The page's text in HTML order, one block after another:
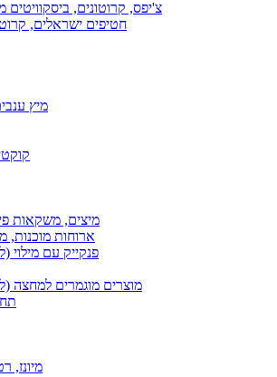
צ'יפס, קרוטונים, ביסקוויטים
חטיפים ישראלים,
מיץ
מיצים, משקאות
ארוחות מוכנות,
פנקייק עם מילוי
מוצרים מוגמרים למחצה
מיונז,